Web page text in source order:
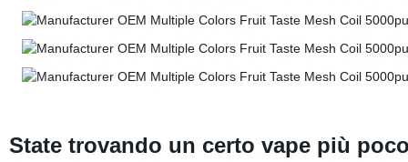
State trovando un certo vape più